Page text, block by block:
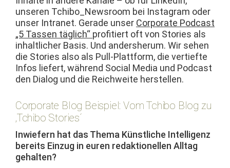
unseren Tchibo_Newsroom bei Insta­gram oder
unser Intranet. Ger­ade unser Cor­po­rate Pod­cast
„5 Tassen täglich“ prof­i­tiert oft von Sto­ries als
inhaltlich­er Basis. Und ander­sherum. Wir sehen
die Sto­ries also als Pull-Plat­tform, die ver­tiefte
Infos liefert, während Social Media und Pod­cast
den Dia­log und die Reich­weite herstellen.
Corporate Blog Beispiel: Vom Tchibo Blog zu
‚Tchibo Stories´
Inwiefern hat das The­ma Kün­stliche Intel­li­genz
bere­its Einzug in euren redak­tionellen All­t­ag
gehalten?